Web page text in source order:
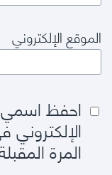
الموقع الإلكتروني
احفظ اسمي،
المرة